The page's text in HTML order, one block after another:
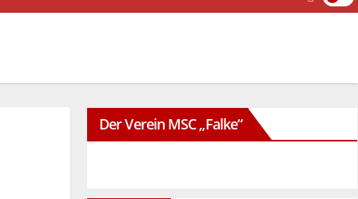
Der Verein MSC „Falke“